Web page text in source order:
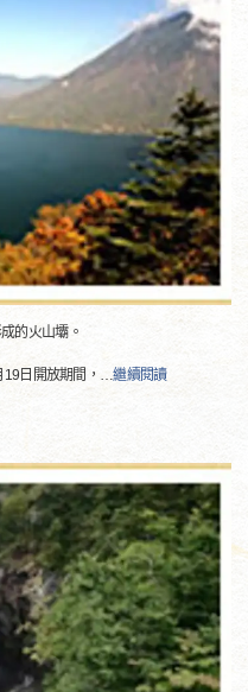
的火山壩。
日開放期間， …繼續閱讀